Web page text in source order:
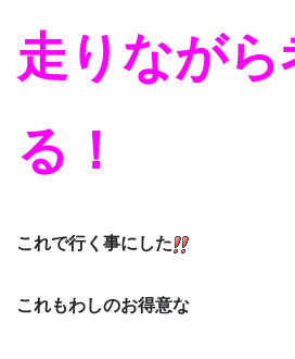
走りながら
る！
これで行く事にした
これもわしのお得意な